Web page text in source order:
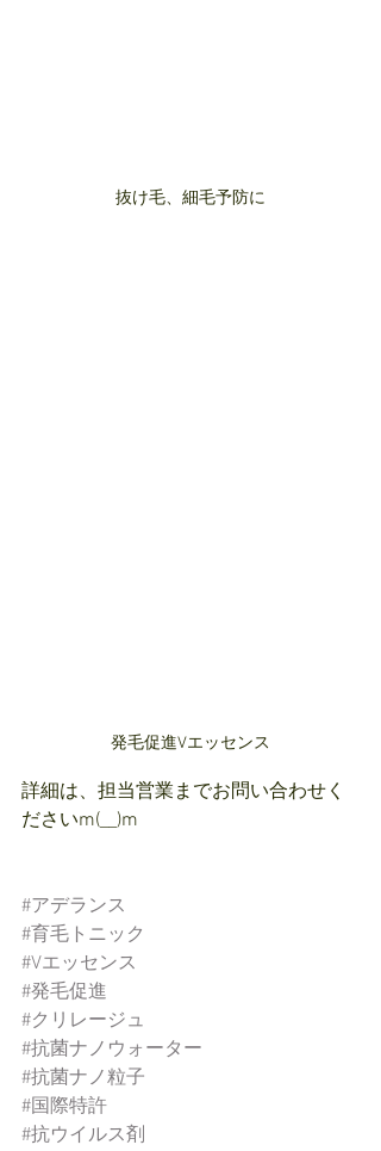
抜け毛、細毛予防に
発毛促進Vエッセンス
詳細は、担当営業までお問い合わせく
ださいm(__)m
#アデランス
#育毛トニック
#Vエッセンス
#発毛促進
#クリレージュ
#抗菌ナノウォーター
#抗菌ナノ粒子
#国際特許
#抗ウイルス剤